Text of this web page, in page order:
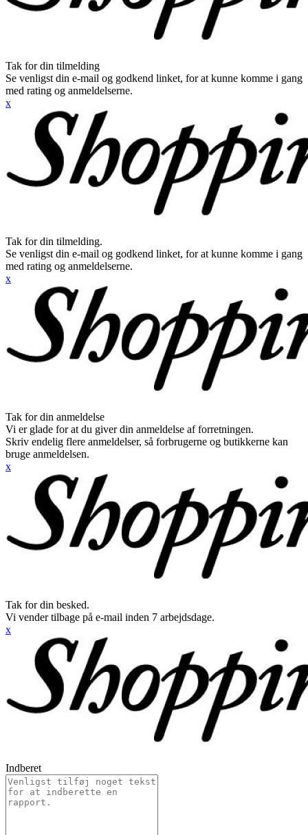
Tak for din tilmelding
Se venligst din e-mail og godkend linket, for at kunne komme i gang
med rating og anmeldelserne.
x
Tak for din tilmelding.
Se venligst din e-mail og godkend linket, for at kunne komme i gang
med rating og anmeldelserne.
x
Tak for din anmeldelse
Vi er glade for at du giver din anmeldelse af forretningen.
Skriv endelig flere anmeldelser, så forbrugerne og butikkerne kan
bruge anmeldelsen.
x
Tak for din besked.
Vi vender tilbage på e-mail inden 7 arbejdsdage.
x
Indberet